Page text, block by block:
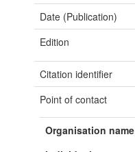
Date (Publication)
Edition
Citation identifier
Point of contact
Organisation name